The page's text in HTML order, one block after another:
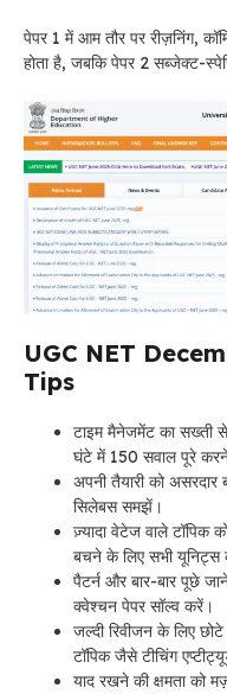
पेपर 1 में आम तौर पर रीज़निंग,
होता है, जबकि पेपर 2 सब्जेक्ट-
UGC NET
Tips
टाइम मैनेजमेंट का सख्ती
घंटे में 150 सवाल पूरे
अपनी तैयारी को
सिलेबस समझें।
ज़्यादा वेटेज वाले टॉपिक
बचने के लिए सभी यूनिट्स
पैटर्न और बार-बार पूछे
क्वेश्चन पेपर सॉल्व करें।
जल्दी रिवीजन के लिए
टॉपिक जैसे टीचिंग
याद रखने की क्षमता को